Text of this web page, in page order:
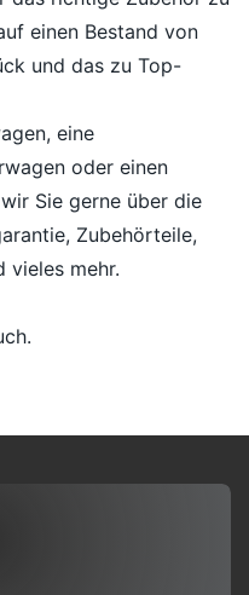
einen Bestand von
und das zu Top-
eine
oder einen
Sie gerne über die
Zubehörteile,
vieles mehr.